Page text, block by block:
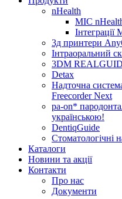
nHealth
МІС
Інтеграції
3д принтери
Інтраоральний
3DM
Detax
Надточна
Freecorder Next
pa-on*
українською!
DentiqGuide
Стоматологічні
Каталоги
Новини та акції
Контакти
Про нас
Документи